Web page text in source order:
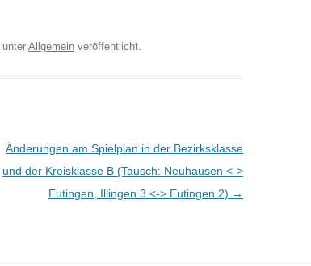
unter Allgemein veröffentlicht.
Änderungen am Spielplan in der Bezirksklasse
und der Kreisklasse B (Tausch: Neuhausen <->
Eutingen, Illingen 3 <-> Eutingen 2) →